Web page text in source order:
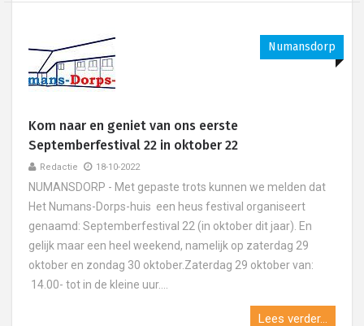
Numansdorp
Kom naar en geniet van ons eerste
Septemberfestival 22 in oktober 22
Redactie 18-10-2022
NUMANSDORP - Met gepaste trots kunnen we melden dat
Het Numans-Dorps-huis een heus festival organiseert
genaamd: Septemberfestival 22 (in oktober dit jaar). En
gelijk maar een heel weekend, namelijk op zaterdag 29
oktober en zondag 30 oktober.Zaterdag 29 oktober van:
14.00- tot in de kleine uur....
Lees verder...